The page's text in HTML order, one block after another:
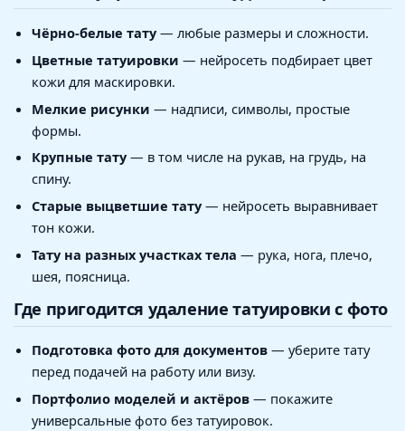
Чёрно-белые тату— любые размеры и сложности.
Цветные татуировки — нейросеть подбирает цвет
кожи для маскировки.
Мелкие рисунки — надписи, символы, простые
формы.
Крупные тату— в том числе на рукав, на грудь, на
спину.
Старые выцветшие тату— нейросеть выравнивает
тон кожи.
Тату на разных участках тела — рука, нога, плечо,
шея, поясница.
Где пригодится удаление татуировки с фото
Подготовка фото для документов— уберите тату
перед подачей на работу или визу.
Портфолио моделей и актёров— покажите
универсальные фото без татуировок.